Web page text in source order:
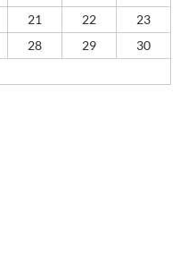
21 22
23
28 29
30